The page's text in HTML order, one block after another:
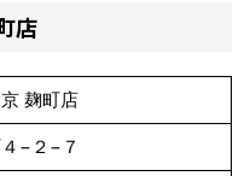
店
麹町店
−２−７